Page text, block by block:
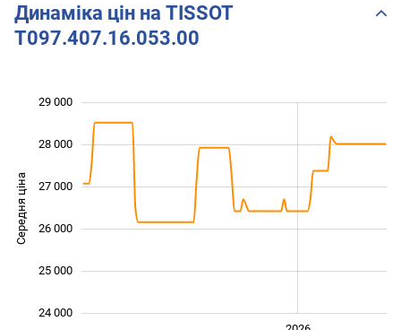
Динаміка цін на TISSOT
T097.407.16.053.00
Середня ціна
24 000
25 000
26 000
27 000
28 000
29 000